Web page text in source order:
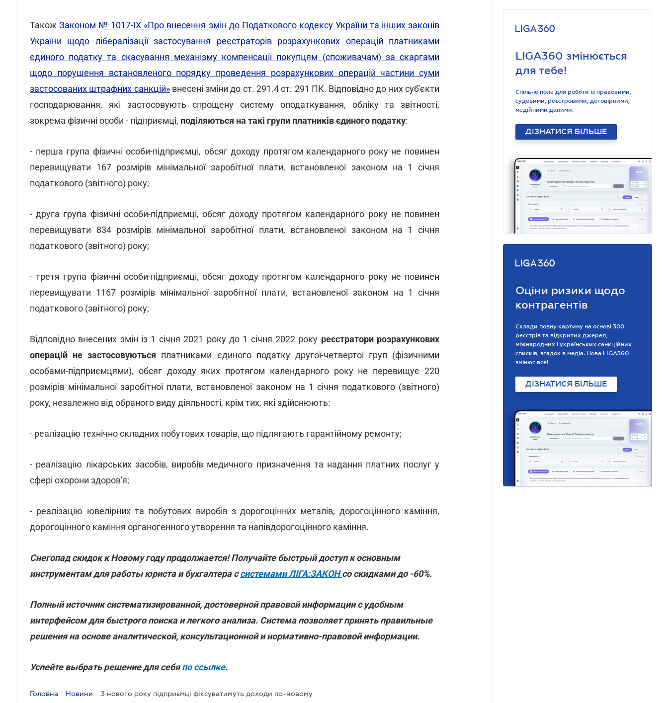
ТакожЗаконом № 1017-ІХ «Про внесення змін до Податкового кодексу України та інших законів
України щодо лібералізації застосування реєстраторів розрахункових операцій платниками
єдиного податку та скасування механізму компенсації покупцям (споживачам) за скаргами
щодо порушення встановленого порядку проведення розрахункових операцій частини суми
застосованих штрафних санкцій»внесені зміни до ст. 291.4 ст. 291 ПК. Відповідно до них суб'єкти
господарювання, які застосовують спрощену систему оподаткування, обліку та звітності,
зокрема фізичні особи - підприємці, поділяються на такі групи платників єдиного податку:
- перша група фізичні особи-підприємці, обсяг доходу протягом календарного року не повинен
перевищувати 167 розмірів мінімальної заробітної плати, встановленої законом на 1 січня
податкового (звітного) року;
- друга група фізичні особи-підприємці, обсяг доходу протягом календарного року не повинен
перевищувати 834 розмірів мінімальної заробітної плати, встановленої законом на 1 січня
податкового (звітного) року;
- третя група фізичні особи-підприємці, обсяг доходу протягом календарного року не повинен
перевищувати 1167 розмірів мінімальної заробітної плати, встановленої законом на 1 січня
податкового (звітного) року;
Відповідно внесених змін із 1 січня 2021 року до 1 січня 2022 року реєстратори розрахункових
операцій не застосовуються платниками єдиного податку другої-четвертої груп (фізичними
особами-підприємцями), обсяг доходу яких протягом календарного року не перевищує 220
розмірів мінімальної заробітної плати, встановленої законом на 1 січня податкового (звітного)
року, незалежно від обраного виду діяльності, крім тих, які здійснюють:
- реалізацію технічно складних побутових товарів, що підлягають гарантійному ремонту;
- реалізацію лікарських засобів, виробів медичного призначення та надання платних послуг у
сфері охорони здоров'я;
- реалізацію ювелірних та побутових виробів з дорогоцінних металів, дорогоцінного каміння,
дорогоцінного каміння органогенного утворення та напівдорогоцінного каміння.
Снегопад скидок к Новому году продолжается! Получайте быстрый доступ к основным
инструментам для работы юриста и бухгалтера ссистемами ЛІГА:ЗАКОНсо скидками до -60%.
Полный источник систематизированной, достоверной правовой информации с удобным
интерфейсом для быстрого поиска и легкого анализа. Система позволяет принять правильные
решения на основе аналитической, консультационной и нормативно-правовой информации.
Успейте выбрать решение для себяпо ссылке.
Головна / Новини / З нового року підприємці фіксуватимуть доходи по-новому
LIGA360 змінюється
для тебе!
Спільне поле для роботи із правовими,
судовими, реєстровими, договірними,
медійними даними.
ДІЗНАТИСЯ БІЛЬШЕ
Оціни ризики щодо
контрагентів
Склади повну картину на основі 300
реєстрів та відкритих джерел,
міжнародних і українських санкційних
списків, згадок в медіа. Нова LIGA360
змінює все!
ДІЗНАТИСЯ БІЛЬШЕ